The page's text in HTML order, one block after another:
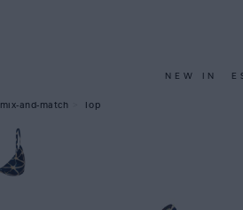
NEW IN
mix-and-match Top